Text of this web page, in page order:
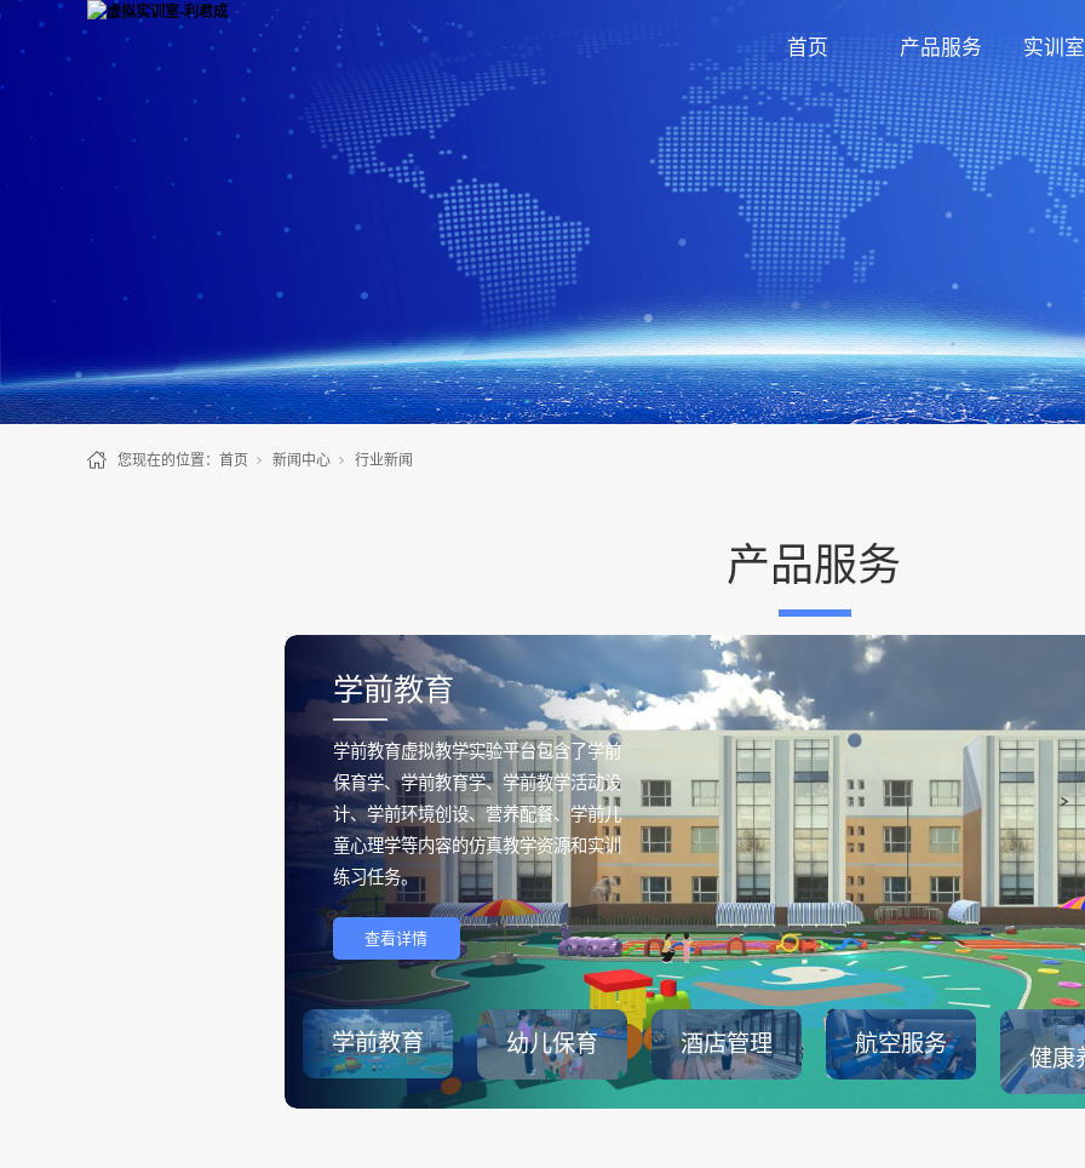
首页 产品服务 实训
您现在的位置： 首页 新闻中心 行业新闻
产品服务
学前教育
——
学前教育虚拟教学实验平台包含了学前
保育学、学前教育学、学前教学活动设
计、学前环境创设、营养配餐、学前儿
童心理学等内容的仿真教学资源和实训
练习任务。
查看详情
学前教育 幼儿保育 酒店管理 航空服务
健康